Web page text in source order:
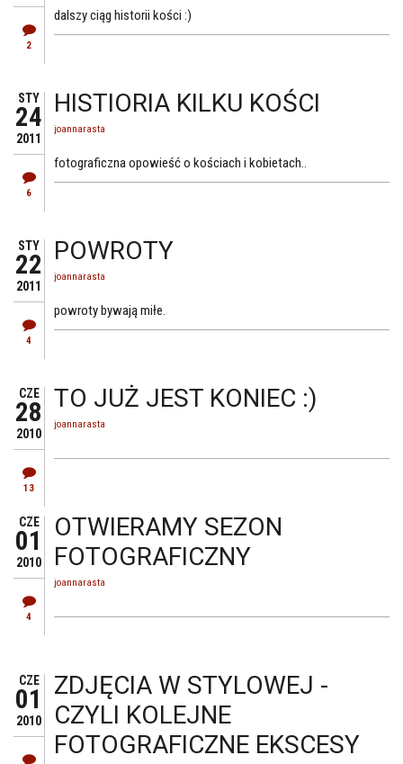
2
dalszy ciąg historii kości :)
STY
24
2011
6
HISTIORIA KILKU KOŚCI
joannarasta
fotograficzna opowieść o kościach i kobietach..
STY
22
2011
4
POWROTY
joannarasta
powroty bywają miłe.
CZE
28
2010
13
TO JUŻ JEST KONIEC :)
joannarasta
CZE
01
2010
4
OTWIERAMY SEZON
FOTOGRAFICZNY
joannarasta
CZE
01
2010
ZDJĘCIA W STYLOWEJ -
CZYLI KOLEJNE
FOTOGRAFICZNE EKSCESY